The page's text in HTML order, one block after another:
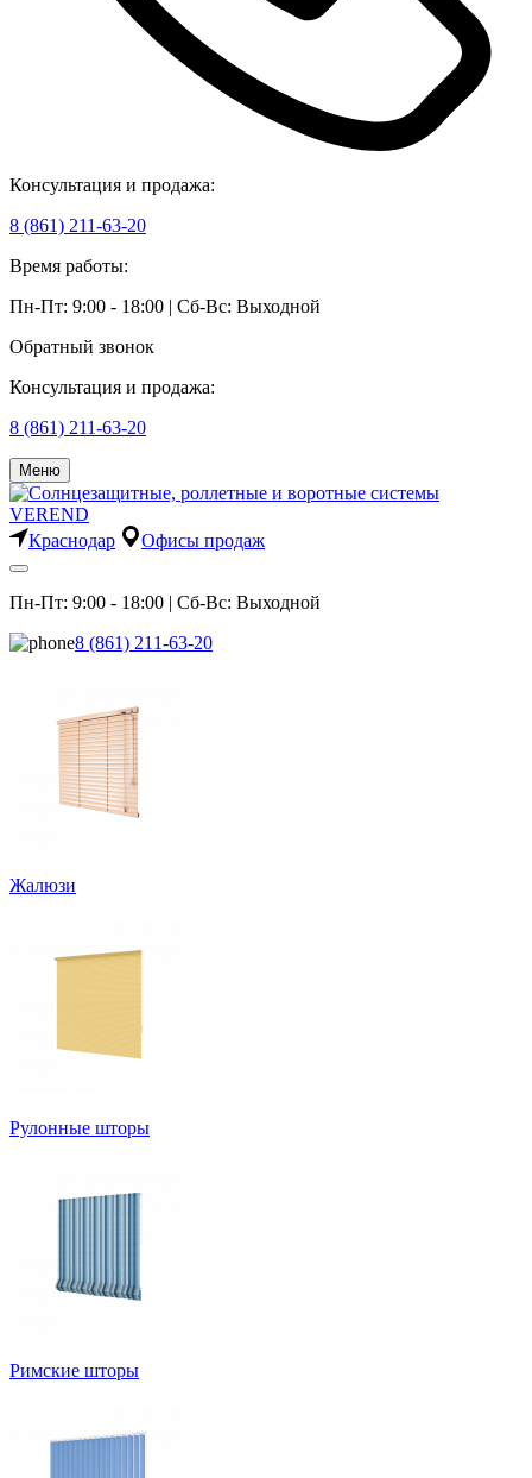
Консультация и продажа:
8 (861) 211-63-20
Время работы:
Пн-Пт: 9:00 - 18:00 | Сб-Вс: Выходной
Обратный звонок
Консультация и продажа:
8 (861) 211-63-20
Меню
Краснодар Офисы продаж
Пн-Пт: 9:00 - 18:00 | Сб-Вс: Выходной
8 (861) 211-63-20
Жалюзи
Рулонные шторы
Римские шторы